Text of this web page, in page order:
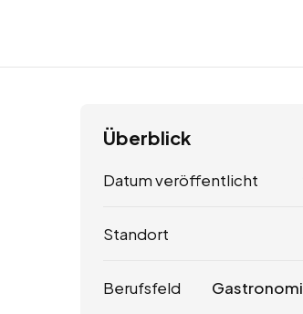
Überblick
Datum veröffentlicht
Standort
Berufsfeld